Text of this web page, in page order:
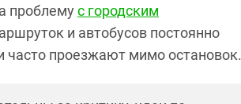
проблему с городским
и автобусов постоянно
проезжают мимо остановок.